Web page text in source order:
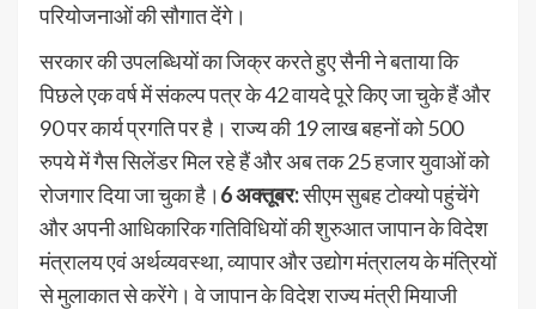
परियोजनाओं की सौगात देंगे।
सरकार की उपलब्धियों का जिक्र करते हुए सैनी ने बताया कि
पिछले एक वर्ष में संकल्प पत्र के 42 वायदे पूरे किए जा चुके हैं और
90 पर कार्य प्रगति पर है। राज्य की 19 लाख बहनों को 500
रुपये में गैस सिलेंडर मिल रहे हैं और अब तक 25 हजार युवाओं को
रोजगार दिया जा चुका है। 6 अक्तूबर:सीएम सुबह टोक्यो पहुंचेंगे
और अपनी आधिकारिक गतिविधियों की शुरुआत जापान के विदेश
मंत्रालय एवं अर्थव्यवस्था, व्यापार और उद्योग मंत्रालय के मंत्रियों
से मुलाकात से करेंगे। वे जापान के विदेश राज्य मंत्री मियाजी